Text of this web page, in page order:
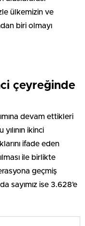
ülkemizin ve
biri olmayı
çeyreğinde
devam ettikleri
ikinci
ifade eden
ile birlikte
geçmiş
sayımız ise 3.628’e